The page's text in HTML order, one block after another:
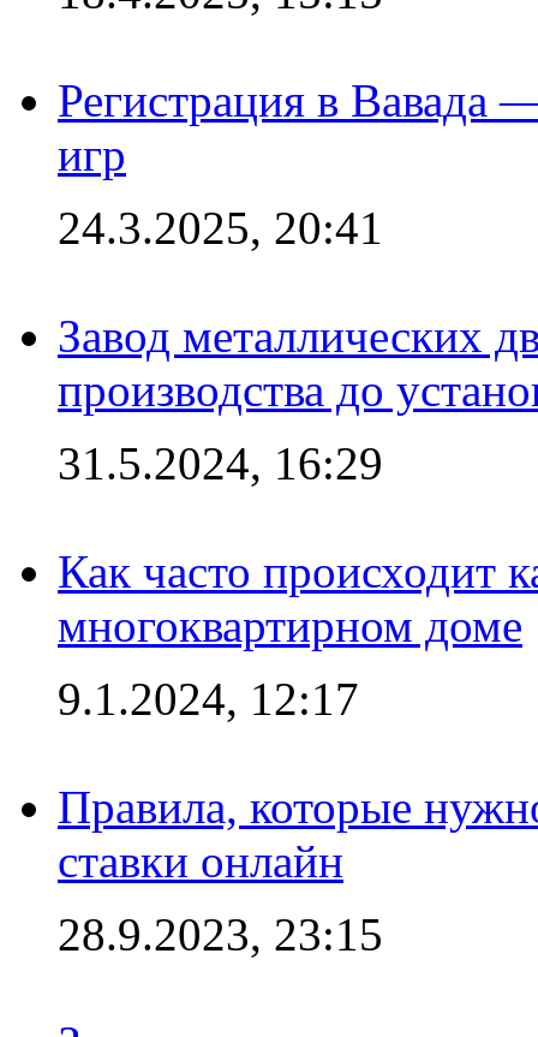
Регистрация в Вавада
игр
24.3.2025, 20:41
Завод металлических
производства до
31.5.2024, 16:29
Как часто происходит
многоквартирном доме
9.1.2024, 12:17
Правила, которые
ставки онлайн
28.9.2023, 23:15